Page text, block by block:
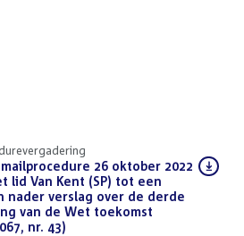
26 oktober 2022
lid Van Kent (SP) tot een
nader verslag over de derde
van de Wet toekomst
nr. 43)